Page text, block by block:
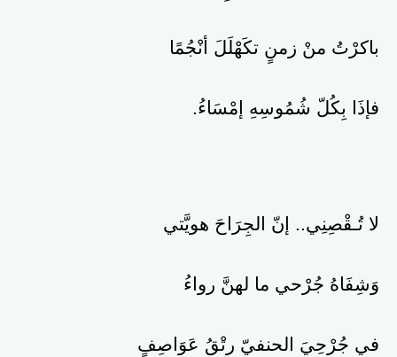
باكرْتُ منْ زمنٍ تكَهْلَلَ أنْجُمًا
فإذَا بِكُلّ شُمُوسِهِ إمْسَاءُ.
لا تُـقْصِنِي.. إنّ الجِرَاحَ هويَّتي
وَشِفَاهُ جُرْحي ما لهنَّ رواءُ
في جُرْحِيَ الحنفيّ رتْقُ عَوَاصِفٍ